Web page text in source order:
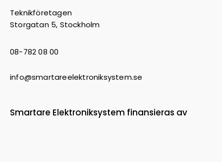
Teknikföretagen
Storgatan 5, Stockholm
08-782 08 00
info@smartareelektroniksystem.se
Smartare Elektroniksystem finansieras av